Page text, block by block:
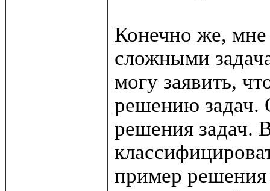
Конечно же, мне
сложными
могу заявить,
решению задач.
решения задач.
пример решения